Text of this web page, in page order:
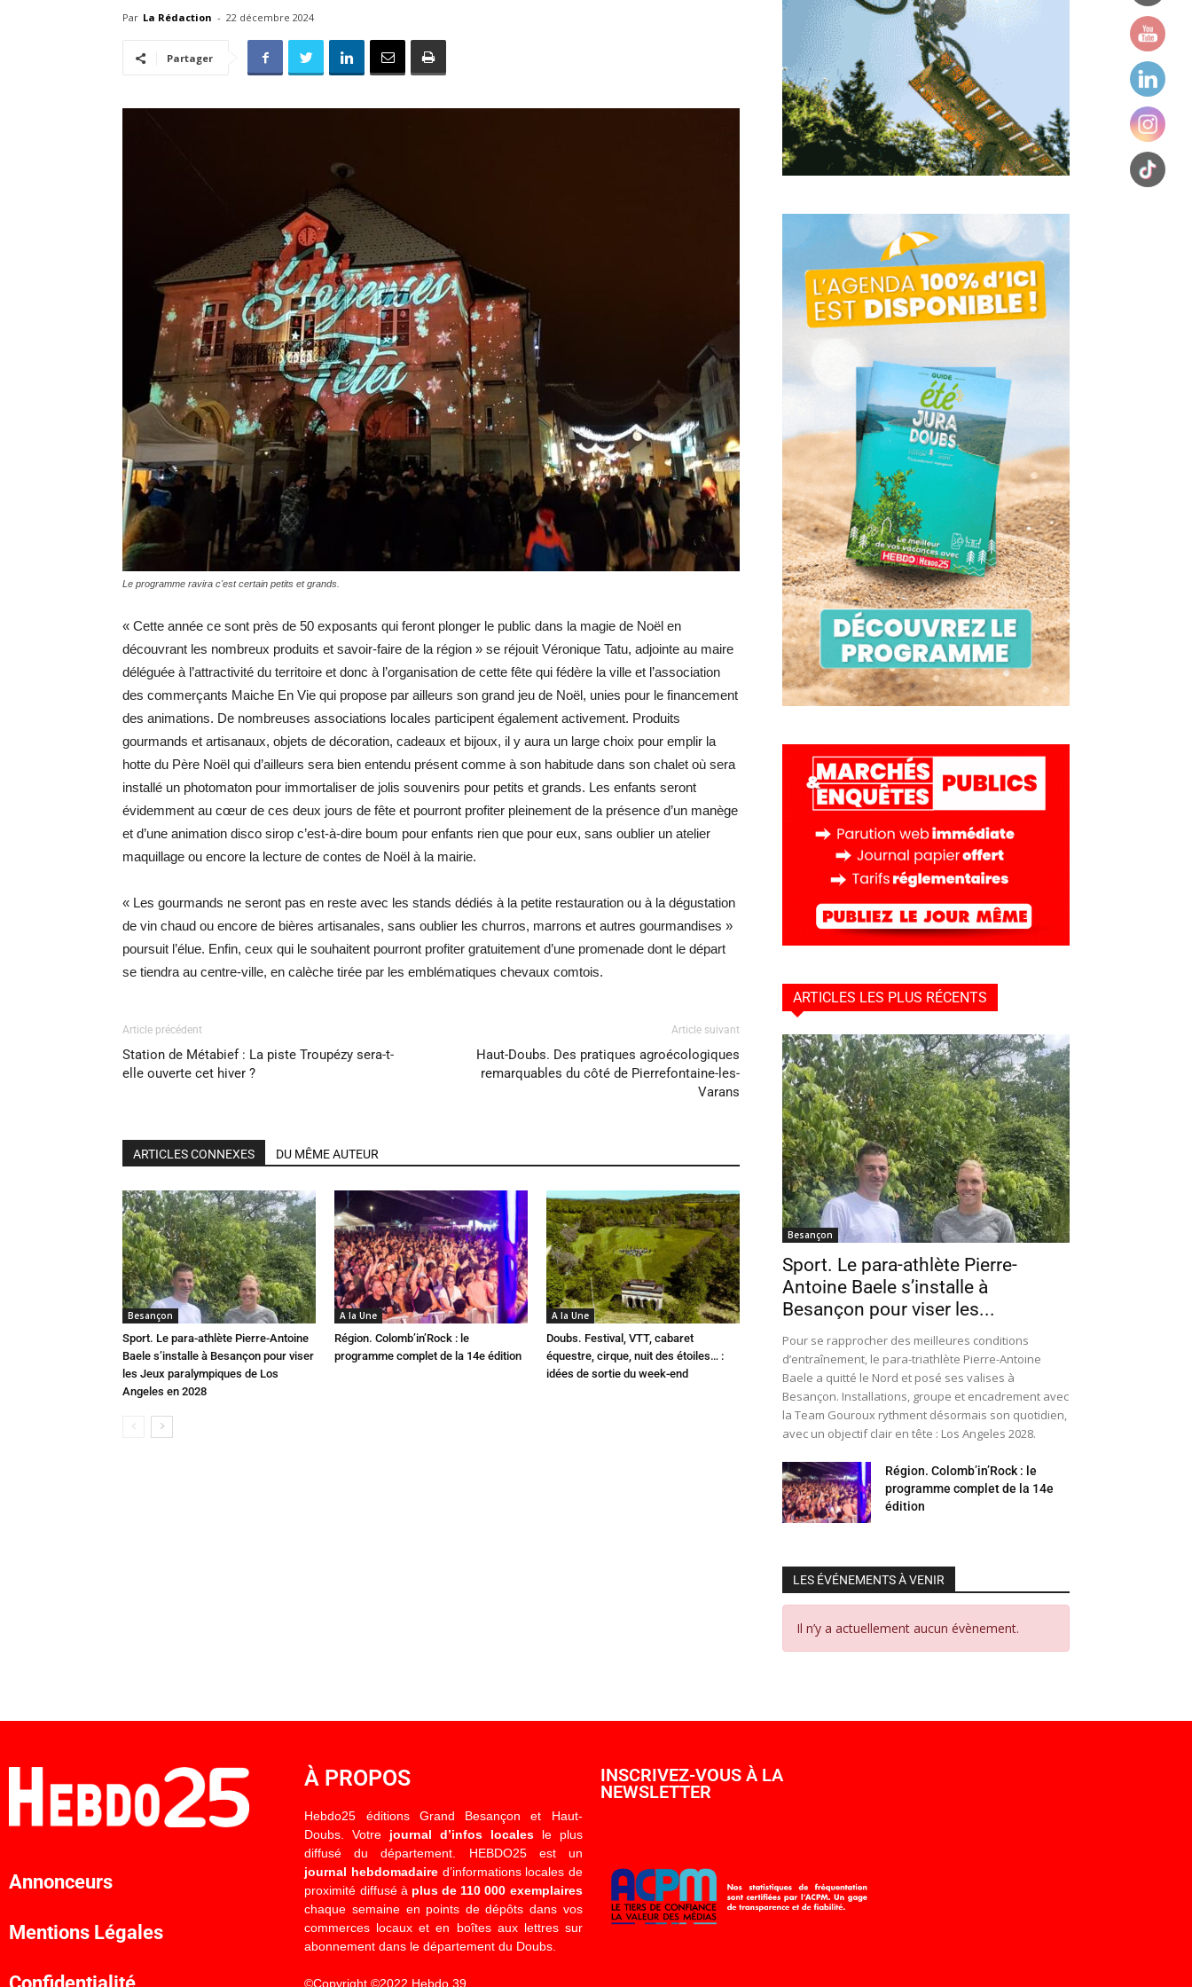
Hebdo25
Par La Rédaction - 22 décembre 2024
Partager
Le programme ravira c'est certain petits et grands.
« Cette année ce sont près de 50 exposants qui feront plonger le public dans la magie de Noël en
découvrant les nombreux produits et savoir-faire de la région » se réjouit Véronique Tatu, adjointe au maire
déléguée à l’attractivité du territoire et donc à l’organisation de cette fête qui fédère la ville et l’association
des commerçants Maiche En Vie qui propose par ailleurs son grand jeu de Noël, unies pour le financement
des animations. De nombreuses associations locales participent également activement. Produits
gourmands et artisanaux, objets de décoration, cadeaux et bijoux, il y aura un large choix pour emplir la
hotte du Père Noël qui d’ailleurs sera bien entendu présent comme à son habitude dans son chalet où sera
installé un photomaton pour immortaliser de jolis souvenirs pour petits et grands. Les enfants seront
évidemment au cœur de ces deux jours de fête et pourront profiter pleinement de la présence d’un manège
et d’une animation disco sirop c’est-à-dire boum pour enfants rien que pour eux, sans oublier un atelier
maquillage ou encore la lecture de contes de Noël à la mairie.
« Les gourmands ne seront pas en reste avec les stands dédiés à la petite restauration ou à la dégustation
de vin chaud ou encore de bières artisanales, sans oublier les churros, marrons et autres gourmandises »
poursuit l’élue. Enfin, ceux qui le souhaitent pourront profiter gratuitement d’une promenade dont le départ
se tiendra au centre-ville, en calèche tirée par les emblématiques chevaux comtois.
Article précédent
Station de Métabief : La piste Troupézy sera-t-
elle ouverte cet hiver ?
Article suivant
Haut-Doubs. Des pratiques agroécologiques
remarquables du côté de Pierrefontaine-les-
Varans
ARTICLES CONNEXES DU MÊME AUTEUR
Besançon
Sport. Le para-athlète Pierre-Antoine
Baele s’installe à Besançon pour viser
les Jeux paralympiques de Los
Angeles en 2028
A la Une
Région. Colomb’in’Rock : le
programme complet de la 14e édition
A la Une
Doubs. Festival, VTT, cabaret
équestre, cirque, nuit des étoiles… :
idées de sortie du week-end
ARTICLES LES PLUS RÉCENTS
Besançon
Sport. Le para-athlète Pierre-
Antoine Baele s’installe à
Besançon pour viser les...
Pour se rapprocher des meilleures conditions
d’entraînement, le para-triathlète Pierre-Antoine
Baele a quitté le Nord et posé ses valises à
Besançon. Installations, groupe et encadrement avec
la Team Gouroux rythment désormais son quotidien,
avec un objectif clair en tête : Los Angeles 2028.
Région. Colomb’in’Rock : le
programme complet de la 14e
édition
LES ÉVÉNEMENTS À VENIR
Il n’y a actuellement aucun évènement.
Annonceurs
Mentions Légales
À PROPOS
Hebdo25 éditions Grand Besançon et Haut-
Doubs. Votre journal d’infos localesle plus
diffusé du département. HEBDO25 est un
journal hebdomadaired’informations locales de
proximité diffusé à plus de 110 000 exemplaires
chaque semaine en points de dépôts dans vos
commerces locaux et en boîtes aux lettres sur
abonnement dans le département du Doubs.
©Copyright ©2022 Hebdo 39
INSCRIVEZ-VOUS À LA
NEWSLETTER